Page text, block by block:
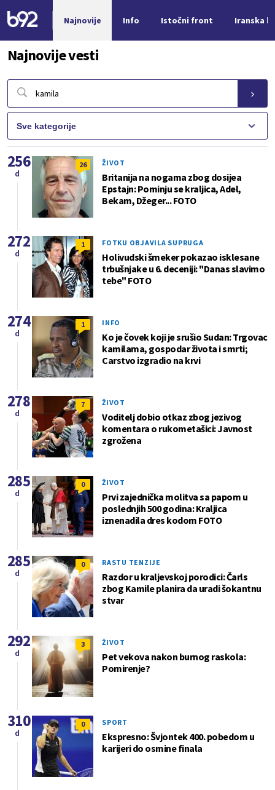
Najnovije Info Istočni front Iranska
Nova vest
Najnovije vesti
26 ŽIVOT
Britanija na nogama zbog dosijea
Epstajn: Pominju se kraljica, Adel,
Bekam, Džeger... FOTO
256
d
1 FOTKU OBJAVILA SUPRUGA
Holivudski šmeker pokazao isklesane
trbušnjake u 6. deceniji: "Danas slavimo
tebe" FOTO
272
d
1 INFO
Ko je čovek koji je srušio Sudan: Trgovac
kamilama, gospodar života i smrti;
Carstvo izgradio na krvi
274
d
7 ŽIVOT
Voditelj dobio otkaz zbog jezivog
komentara o rukometašici: Javnost
zgrožena
278
d
0 ŽIVOT
Prvi zajednička molitva sa papom u
poslednjih 500 godina: Kraljica
iznenadila dres kodom FOTO
285
d
0 RASTU TENZIJE
Razdor u kraljevskoj porodici: Čarls
zbog Kamile planira da uradi šokantnu
stvar
285
d
3 ŽIVOT
Pet vekova nakon burnog raskola:
Pomirenje?
292
d
0 SPORT
Ekspresno: Švjontek 400. pobedom u
karijeri do osmine finala
310
d